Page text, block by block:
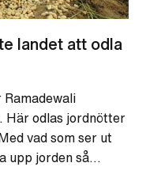
landet att odla
Ramadewali
Här odlas jordnötter
vad som ser ut
upp jorden så…